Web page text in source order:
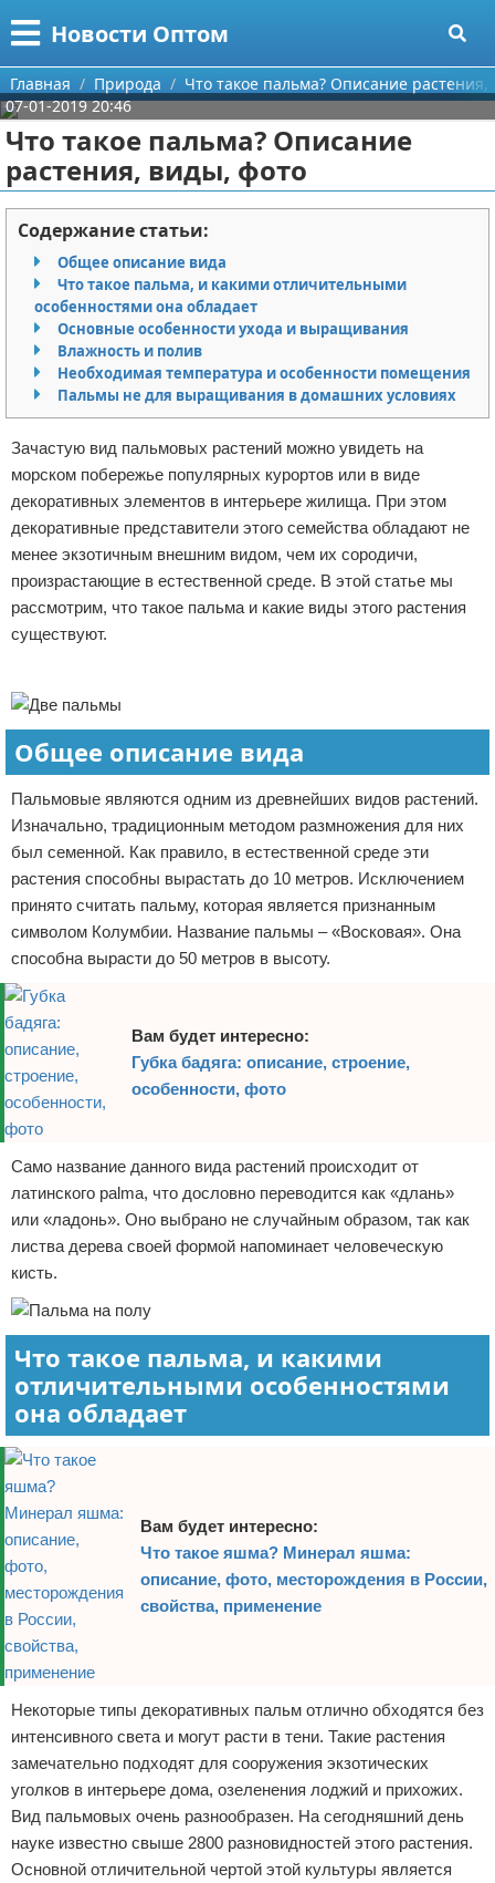
Новости Оптом
Меню
Главная
Категории
Информационные технологии
Автомобили
Знаменитости
Политика
Природа
Философия
Культура
Экономика
Разное
Поиск
О проекте
Контакты
Сотрудничество
Размещение рекламы
Для правообладателей
Условия предоставления информации
Отказ от ответственности
Главная Природа
Что такое пальма? Описание
07-01-2019 20:46
Что такое пальма? Описание
растения, виды, фото
Содержание статьи:
Общее описание вида
Что такое пальма, и какими отличительными
особенностями она обладает
Основные особенности ухода и выращивания
Влажность и полив
Необходимая температура и особенности помещения
Пальмы не для выращивания в домашних условиях
Зачастую вид пальмовых растений можно увидеть на
морском побережье популярных курортов или в виде
декоративных элементов в интерьере жилища. При этом
декоративные представители этого семейства обладают не
менее экзотичным внешним видом, чем их сородичи,
произрастающие в естественной среде. В этой статье мы
рассмотрим, что такое пальма и какие виды этого растения
существуют.
Общее описание вида
Пальмовые являются одним из древнейших видов растений.
Изначально, традиционным методом размножения для них
был семенной. Как правило, в естественной среде эти
растения способны вырастать до 10 метров. Исключением
принято считать пальму, которая является признанным
символом Колумбии. Название пальмы – «Восковая». Она
способна вырасти до 50 метров в высоту.
Вам будет интересно:
Губка бадяга: описание, строение,
особенности, фото
Само название данного вида растений происходит от
латинского palma, что дословно переводится как «длань»
или «ладонь». Оно выбрано не случайным образом, так как
листва дерева своей формой напоминает человеческую
кисть.
Что такое пальма, и какими
отличительными особенностями
она обладает
Вам будет интересно:
Что такое яшма? Минерал яшма:
описание, фото, месторождения в России,
свойства, применение
Некоторые типы декоративных пальм отлично обходятся без
интенсивного света и могут расти в тени. Такие растения
замечательно подходят для сооружения экзотических
уголков в интерьере дома, озеленения лоджий и прихожих.
Вид пальмовых очень разнообразен. На сегодняшний день
науке известно свыше 2800 разновидностей этого растения.
Основной отличительной чертой этой культуры является